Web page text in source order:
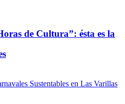
de Cultura”: ésta es la